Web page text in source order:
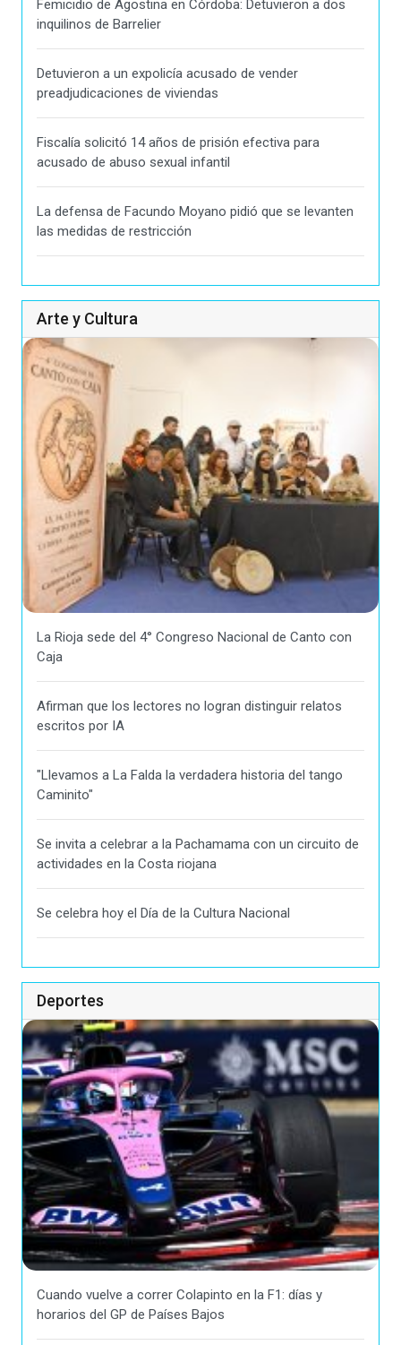
Femicidio de Agostina en Córdoba: Detuvieron a dos
inquilinos de Barrelier
Detuvieron a un expolicía acusado de vender
preadjudicaciones de viviendas
Fiscalía solicitó 14 años de prisión efectiva para
acusado de abuso sexual infantil
La defensa de Facundo Moyano pidió que se levanten
las medidas de restricción
Arte y Cultura
La Rioja sede del 4° Congreso Nacional de Canto con
Caja
Afirman que los lectores no logran distinguir relatos
escritos por IA
"Llevamos a La Falda la verdadera historia del tango
Caminito"
Se invita a celebrar a la Pachamama con un circuito de
actividades en la Costa riojana
Se celebra hoy el Día de la Cultura Nacional
Deportes
Cuando vuelve a correr Colapinto en la F1: días y
horarios del GP de Países Bajos